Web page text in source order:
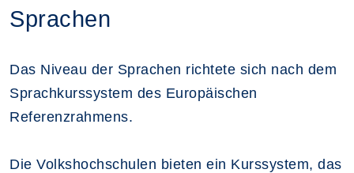
Sprachen
Das Niveau der Sprachen richtete sich nach dem
Sprachkurssystem des Europäischen
Referenzrahmens.
Die Volkshochschulen bieten ein Kurssystem, das